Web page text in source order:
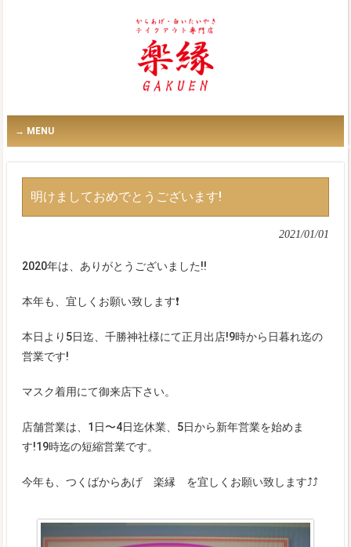
MENU
明けましておめでとうございます!
2021/01/01
2020年は、ありがとうございました‼️
本年も、宜しくお願い致します❗
本日より5日迄、千勝神社様にて正月出店!9時から日暮れ迄の
営業です!
マスク着用にて御来店下さい。
店舗営業は、1日〜4日迄休業、5日から新年営業を始めま
す!19時迄の短縮営業です。
今年も、つくばからあげ 楽縁 を宜しくお願い致します⤴️⤴️